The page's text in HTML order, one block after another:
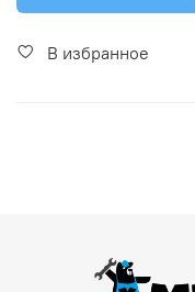
В избранное